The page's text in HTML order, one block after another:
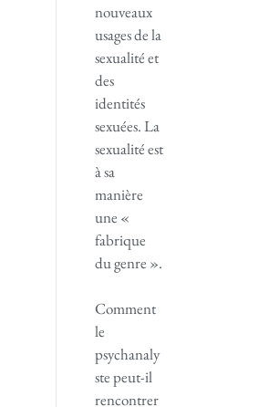
nouveaux
usages de la
sexualité et
des
identités
sexuées. La
sexualité est
à sa
manière
une «
fabrique
du genre ».
Comment
le
psychanaly
ste peut-il
rencontrer